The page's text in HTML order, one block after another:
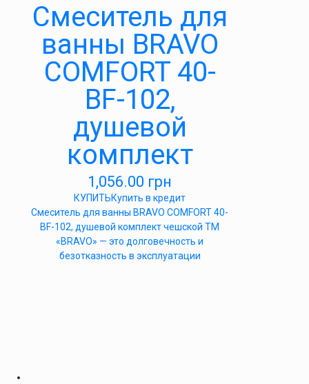
Cмеситель для
ванны BRAVO
COMFORT 40-
BF-102,
душевой
комплект
1,056.00 грн
КУПИТЬКупить в кредит
Cмеситель для ванны BRAVO COMFORT 40-
BF-102, душевой комплект чешской ТМ
«BRAVO» — это долговечность и
безотказность в эксплуатации